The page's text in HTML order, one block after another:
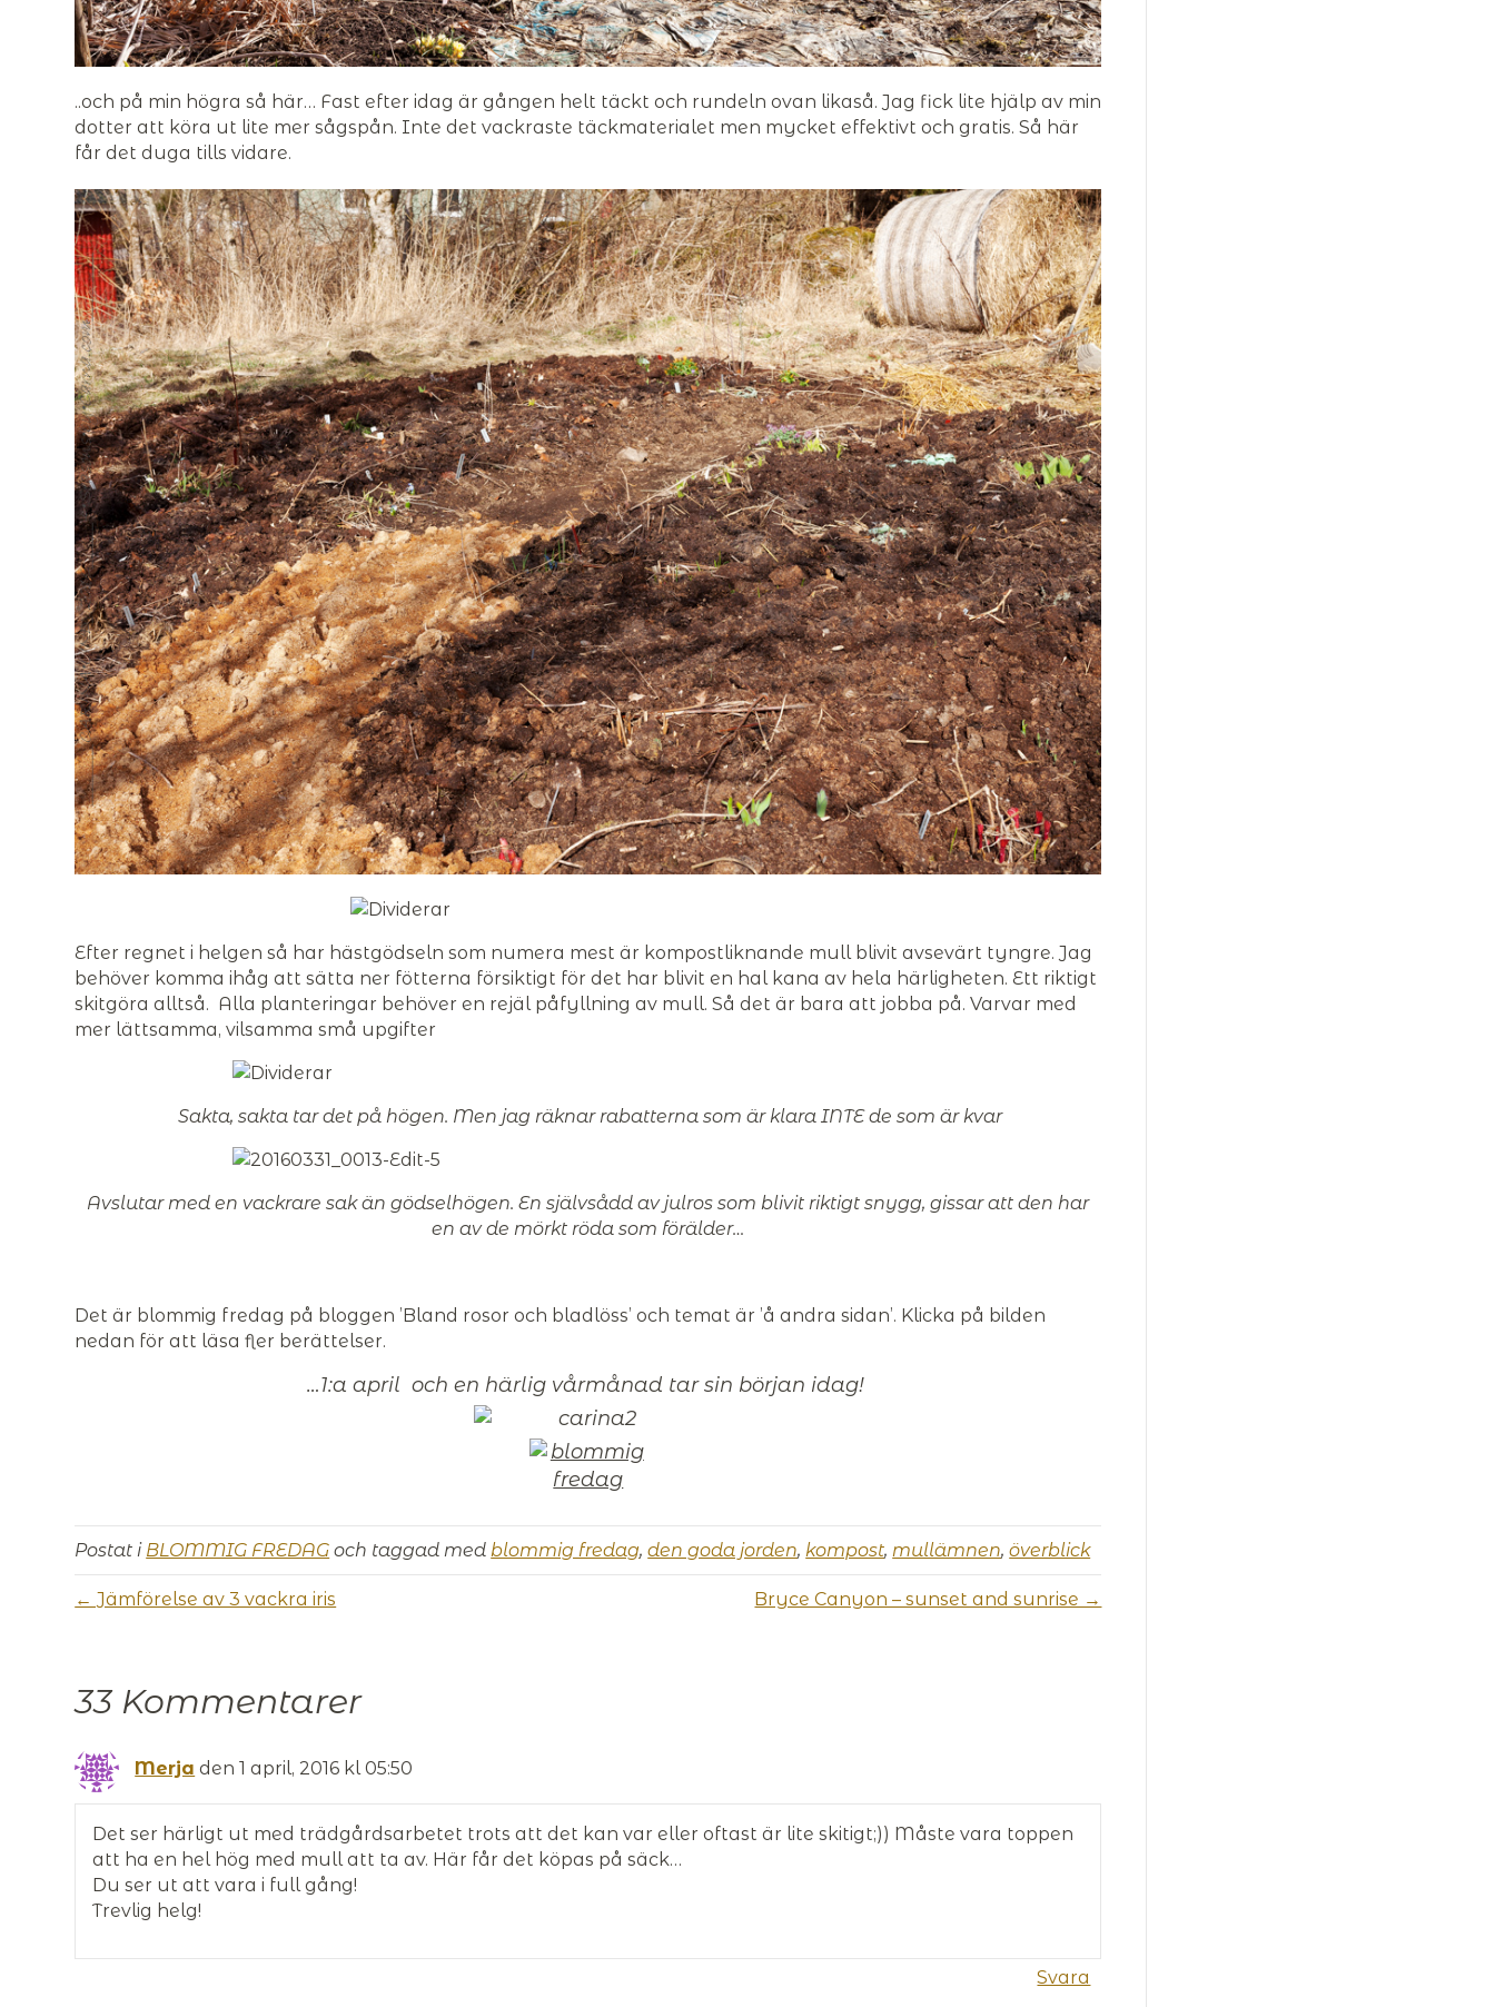
..och på min högra så här… Fast efter idag är gången helt täckt och rundeln ovan likaså. Jag fick lite hjälp av min
dotter att köra ut lite mer sågspån. Inte det vackraste täckmaterialet men mycket effektivt och gratis. Så här
får det duga tills vidare.
Efter regnet i helgen så har hästgödseln som numera mest är kompostliknande mull blivit avsevärt tyngre. Jag
behöver komma ihåg att sätta ner fötterna försiktigt för det har blivit en hal kana av hela härligheten. Ett riktigt
skitgöra alltså. Alla planteringar behöver en rejäl påfyllning av mull. Så det är bara att jobba på. Varvar med
mer lättsamma, vilsamma små upgifter
Sakta, sakta tar det på högen. Men jag räknar rabatterna som är klara INTE de som är kvar
Avslutar med en vackrare sak än gödselhögen. En självsådd av julros som blivit riktigt snygg, gissar att den har
en av de mörkt röda som förälder…
Det är blommig fredag på bloggen ’Bland rosor och bladlöss’ och temat är ’å andra sidan’. Klicka på bilden
nedan för att läsa fler berättelser.
…1:a april och en härlig vårmånad tar sin början idag!
Postat i BLOMMIG FREDAG och taggad med blommig fredag,den goda jorden, kompost, mullämnen,överblick
← Jämförelse av 3 vackra iris Bryce Canyon – sunset and sunrise →
33 Kommentarer
Merja den 1 april, 2016 kl 05:50
Det ser härligt ut med trädgårdsarbetet trots att det kan var eller oftast är lite skitigt;)) Måste vara toppen
att ha en hel hög med mull att ta av. Här får det köpas på säck…
Du ser ut att vara i full gång!
Trevlig helg!
Svara